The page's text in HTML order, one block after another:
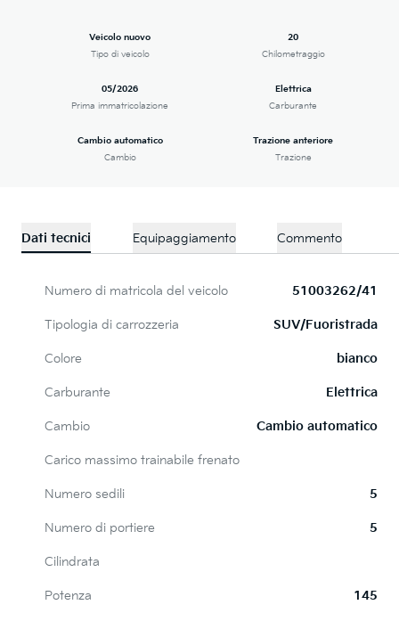
Veicolo nuovo
Tipo di veicolo
20
Chilometraggio
05/2026
Prima immatricolazione
Elettrica
Carburante
Cambio automatico
Cambio
Trazione anteriore
Trazione
Dati tecnici Equipaggiamento Commento
Numero di matricola del veicolo 51003262/41
Tipologia di carrozzeria SUV/Fuoristrada
Colore bianco
Carburante Elettrica
Cambio Cambio automatico
Carico massimo trainabile frenato
Numero sedili 5
Numero di portiere 5
Cilindrata
Potenza 145